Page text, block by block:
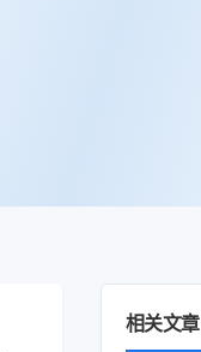
相关文章